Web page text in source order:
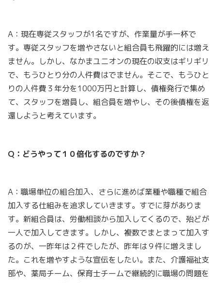
A：現在専従スタッフが1名ですが、作業量が手一杯で
す。専従スタッフを増やさないと組合員も飛躍的には増え
ません。しかし、なかまユニオンの現在の収支はギリギリ
で、もうひとり分の人件費はでません。そこで、もうひと
りの人件費３年分を1000万円と計算し、債権発行で集め
て、スタッフを増員し、組合員を増やし、その後債権を返
還しようと考えています。
Q：どうやって１０倍化するのですか？
A：職場単位の組合加入、さらに進めば業種や職種で組合
加入する仕組みを追求していきます。すでに芽がありま
す。新組合員は、労働相談から加入してくるので、殆どが
一人で加入してきます。しかし、複数でまとまって加入す
るのが、一昨年は２件でしたが、昨年は９件に増えまし
た。これを増やすような宣伝をしたい。また、介護福祉支
部や、薬局チーム、保育士チームで継続的に職場の問題を